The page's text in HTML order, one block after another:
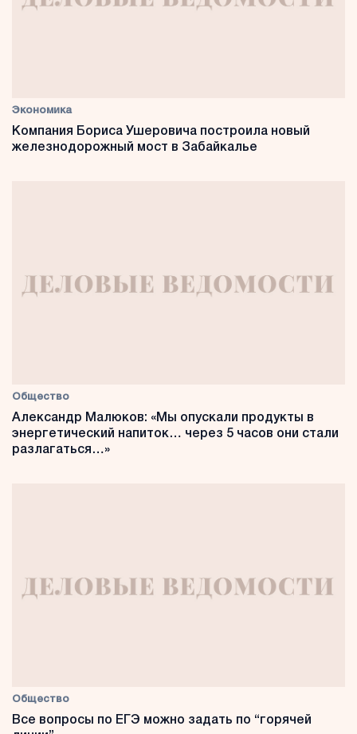
Экономика
Компания Бориса Ушеровича построила новый
железнодорожный мост в Забайкалье
Общество
Александр Малюков: «Мы опускали продукты в
энергетический напиток… через 5 часов они стали
разлагаться…»
Общество
Все вопросы по ЕГЭ можно задать по “горячей